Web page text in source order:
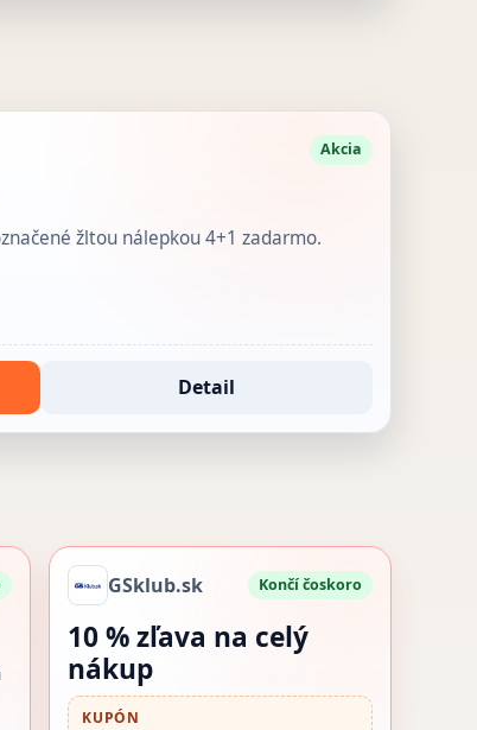
Akcia
žltou nálepkou 4+1 zadarmo.
Detail
GSklub.sk Končí čoskoro
10 % zľava na celý
nákup
KUPÓN